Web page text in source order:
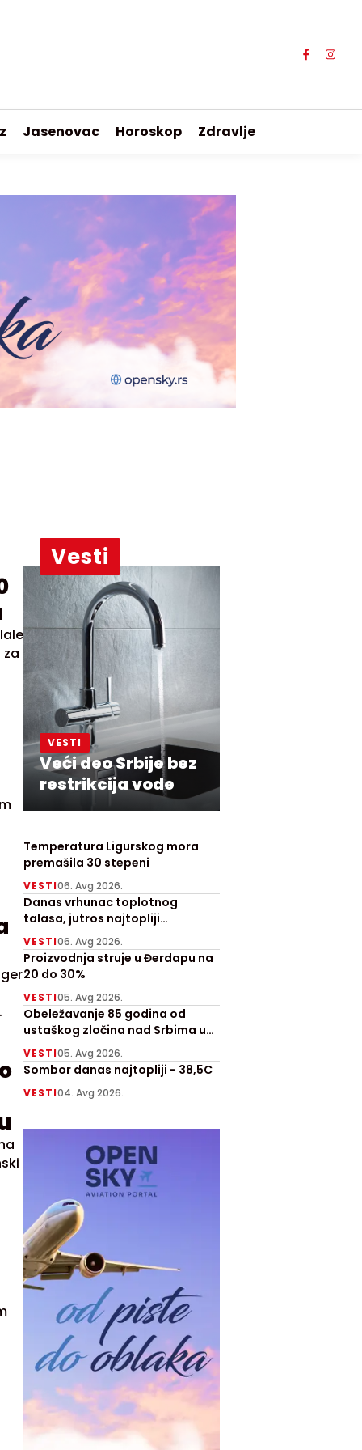
Jasenovac Horoskop Zdravlje
Vesti
VESTI
Veći deo Srbije bez
restrikcija vode
Temperatura Ligurskog mora
premašila 30 stepeni
VESTI06. Avg 2026.
Danas vrhunac toplotnog
talasa, jutros najtopliji
Zrenjanjin sa 30 stepeni
VESTI06. Avg 2026.
Proizvodnja struje u Đerdapu na
20 do 30%
VESTI05. Avg 2026.
Obeležavanje 85 godina od
ustaškog zločina nad Srbima u
Prebilovcima
VESTI05. Avg 2026.
Sombor danas najtopliji - 38,5C
VESTI04. Avg 2026.